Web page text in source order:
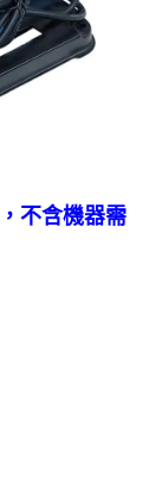
不含機器需